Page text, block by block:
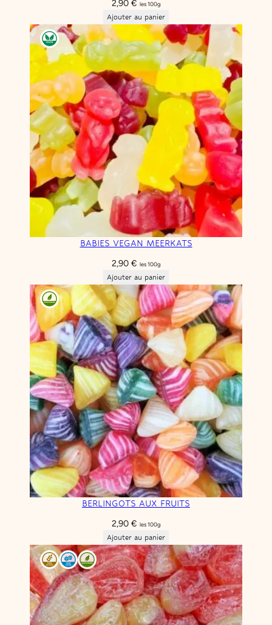
2,90 € les 100g
Ajouter au panier
BABIES VEGAN MEERKATS
2,90 € les 100g
Ajouter au panier
BERLINGOTS AUX FRUITS
2,90 € les 100g
Ajouter au panier